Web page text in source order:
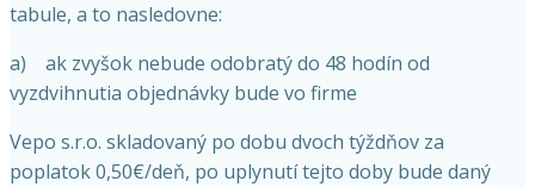
tabule, a to nasledovne:
a) ak zvyšok nebude odobratý do 48 hodín od
vyzdvihnutia objednávky bude vo firme
Vepo s.r.o. skladovaný po dobu dvoch týždňov za
poplatok 0,50€/deň, po uplynutí tejto doby bude daný